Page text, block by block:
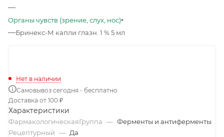
—
Органы чувств (зрение, слух, нос)
—Бринекс-М капли глазн. 1 % 5 мл
Нет в наличии
Самовывоз сегодня - бесплатно
Доставка от 100 ₽
Характеристики
ФармакологическаяГруппа — Ферменты и антиферменты
Рецептурный — Да